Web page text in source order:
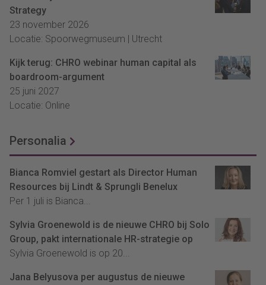
Strategy
23 november 2026
Locatie: Spoorwegmuseum | Utrecht
Kijk terug: CHRO webinar human capital als
boardroom-argument
25 juni 2027
Locatie: Online
Personalia
Bianca Romviel gestart als Director Human
Resources bij Lindt & Sprungli Benelux
Per 1 juli is Bianca...
Sylvia Groenewold is de nieuwe CHRO bij Solo
Group, pakt internationale HR-strategie op
Sylvia Groenewold is op 20...
Jana Belyusova per augustus de nieuwe